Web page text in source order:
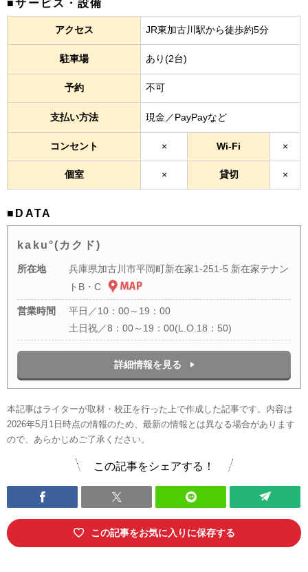
■サービス・設備
アクセス JR東加古川駅から徒歩約5分
駐車場 あり(2台)
予約 不可
支払い方法 現金／PayPayなど
コンセント × Wi-Fi ×
個室 × 貸切 ×
■DATA
kaku°(カクド)
所在地
兵庫県加古川市平岡町新在家1-251-5 新在家テナン
トB・C
営業時間
平日／10：00～19：00
土日祝／8：00～19：00(L.O.18：50)
詳細情報を見る
本記事はライターが取材・校正を行った上で作成した記事です。内容は
2026年5月1日時点の情報のため、最新の情報とは異なる場合があります
ので、あらかじめご了承ください。
この記事をシェアする！
この記事をお気に入りに保存する